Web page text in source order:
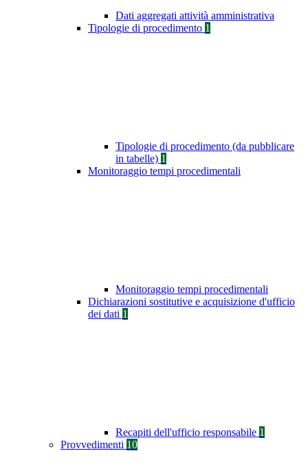
Dati aggregati attività amministrativa
Tipologie di procedimento 1
Tipologie di procedimento (da pubblicare
in tabelle) 1
Monitoraggio tempi procedimentali
Monitoraggio tempi procedimentali
Dichiarazioni sostitutive e acquisizione d'ufficio
dei dati 1
Recapiti dell'ufficio responsabile 1
Provvedimenti 10